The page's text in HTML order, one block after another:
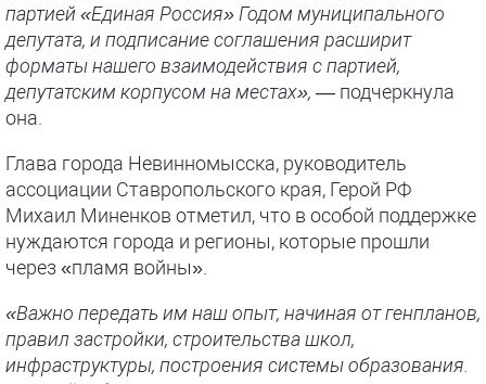
партией «Единая Россия» Годом муниципального
депутата, и подписание соглашения расширит
форматы нашего взаимодействия с партией,
депутатским корпусом на местах», — подчеркнула
она.
Глава города Невинномысска, руководитель
ассоциации Ставропольского края, Герой РФ
Михаил Миненков отметил, что в особой поддержке
нуждаются города и регионы, которые прошли
через «пламя войны».
«Важно передать им наш опыт, начиная от генпланов,
правил застройки, строительства школ,
инфраструктуры, построения системы образования.